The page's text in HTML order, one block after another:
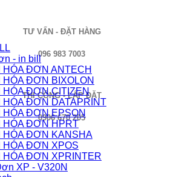
TƯ VẤN - ĐẶT HÀNG
096 983 7003
THI CÔNG - LẮP ĐẶT
0906 670 205
- in bill
HÓA ĐƠN ANTECH
HÓA ĐƠN BIXOLON
HÓA ĐƠN CITIZEN
HÓA ĐƠN DATAPRINT
HÓA ĐƠN EPSON
HÓA ĐƠN HPRT
HÓA ĐƠN KANSHA
HÓA ĐƠN XPOS
HÓA ĐƠN XPRINTER
XP - V320N